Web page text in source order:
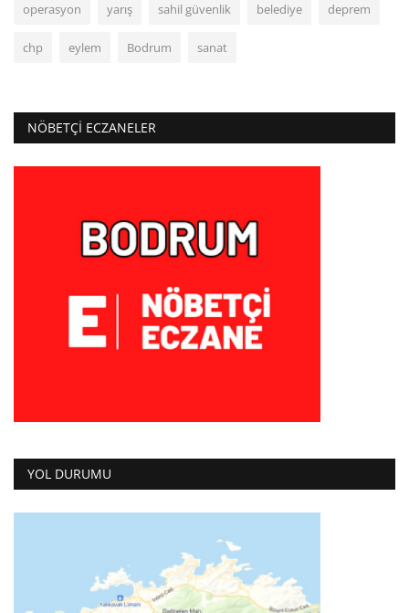
operasyon yarış sahil güvenlik belediye deprem
chp eylem Bodrum sanat
NÖBETÇI ECZANELER
YOL DURUMU